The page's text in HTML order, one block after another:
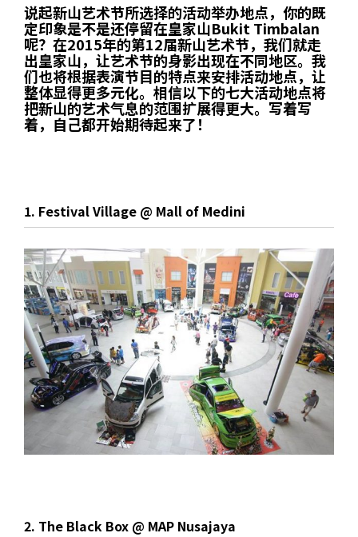
说起新山艺术节所选择的活动举办地点，你的既
定印象是不是还停留在皇家山Bukit Timbalan
呢？在2015年的第12届新山艺术节，我们就走
出皇家山，让艺术节的身影出现在不同地区。我
们也将根据表演节目的特点来安排活动地点，让
整体显得更多元化。相信以下的七大活动地点将
把新山的艺术气息的范围扩展得更大。写着写
着，自己都开始期待起来了！
1. Festival Village @ Mall of Medini
2. The Black Box @ MAP Nusajaya